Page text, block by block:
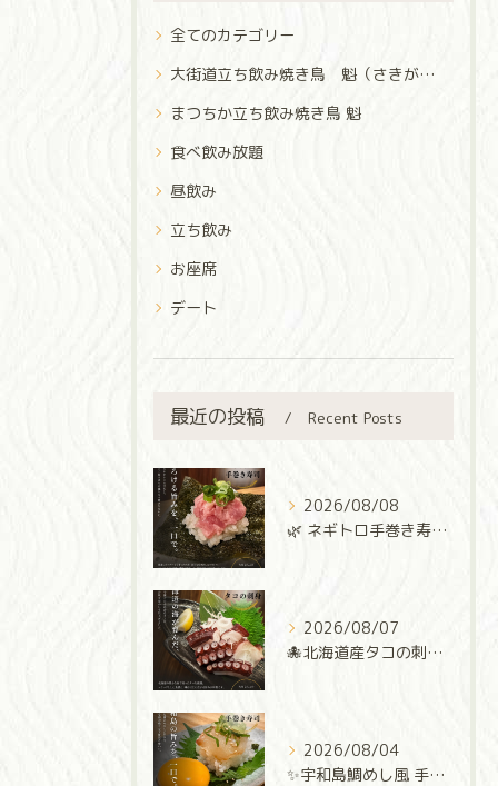
全てのカテゴリー
大街道立ち飲み焼き鳥 魁（さきがけ）
まつちか立ち飲み焼き鳥 魁
食べ飲み放題
昼飲み
立ち飲み
お座席
デート
最近の投稿 Recent Posts
2026/08/08
🌿 ネギトロ手巻き寿司 🌿
2026/08/07
🐙北海道産タコの刺身🐙
2026/08/04
✨宇和島鯛めし風 手巻き寿司✨